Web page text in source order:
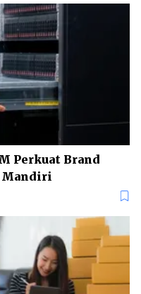
Perkuat Brand
Mandiri